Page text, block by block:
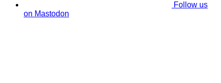
Follow us
on Mastodon